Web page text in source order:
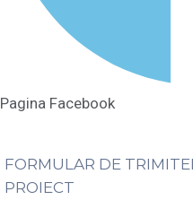
Pagina Facebook
FORMULAR DE
PROIECT